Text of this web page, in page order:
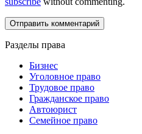
Разделы права
Бизнес
Уголовное право
Трудовое право
Гражданское право
Автоюрист
Семейное право